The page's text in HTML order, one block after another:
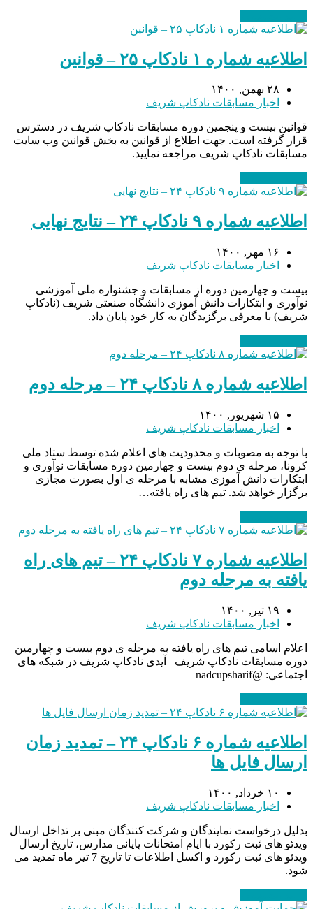
اطلاعیه شماره ۱ نادکاپ ۲۵ – قوانین
۲۸ بهمن, ۱۴۰۰
اخبار مسابقات نادکاپ شریف
قوانین بیست و پنجمین دوره مسابقات نادکاپ شریف در دسترس
قرار گرفته است. جهت اطلاع از قوانین به بخش قوانین وب سایت
مسابقات نادکاپ شریف مراجعه نمایید.
اطلاعیه شماره ۹ نادکاپ ۲۴ – نتایج نهایی
۱۶ مهر, ۱۴۰۰
اخبار مسابقات نادکاپ شریف
بیست و چهارمین دوره از مسابقات و جشنواره ملی آموزشی
نوآوری و ابتکارات دانش آموزی دانشگاه صنعتی شریف (نادکاپ
شریف) با معرفی برگزیدگان به کار خود پایان داد.
اطلاعیه شماره ۸ نادکاپ ۲۴ – مرحله دوم
۱۵ شهریور, ۱۴۰۰
اخبار مسابقات نادکاپ شریف
با توجه به مصوبات و محدودیت های اعلام شده توسط ستاد ملی
کرونا، مرحله ی دوم بیست و چهارمین دوره مسابقات نوآوری و
ابتکارات دانش آموزی مشابه با مرحله ی اول بصورت مجازی
برگزار خواهد شد. تیم های راه یافته…
اطلاعیه شماره ۷ نادکاپ ۲۴ – تیم های راه
یافته به مرحله دوم
۱۹ تیر, ۱۴۰۰
اخبار مسابقات نادکاپ شریف
اعلام اسامی تیم های راه یافته به مرحله ی دوم بیست و چهارمین
دوره مسابقات نادکاپ شریف آیدی نادکاپ شریف در شبکه های
اجتماعی: @nadcupsharif
اطلاعیه شماره ۶ نادکاپ ۲۴ – تمدید زمان
ارسال فایل ها
۱۰ خرداد, ۱۴۰۰
اخبار مسابقات نادکاپ شریف
بدلیل درخواست نمایندگان و شرکت کنندگان مبنی بر تداخل ارسال
ویدئو های ثبت رکورد با ایام امتحانات پایانی مدارس، تاریخ ارسال
ویدئو های ثبت رکورد و اکسل اطلاعات تا تاریخ 7 تیر ماه تمدید می
شود.